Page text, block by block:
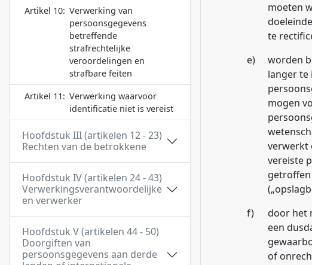
Artikel 10: Verwerking van
persoonsgegevens
betreffende
strafrechtelijke
veroordelingen en
strafbare feiten
Artikel 11: Verwerking waarvoor
identificatie niet is vereist
Hoofdstuk III (artikelen 12 - 23)
Rechten van de betrokkene
Hoofdstuk IV (artikelen 24 - 43)
Verwerkingsverantwoordelijke
en verwerker
Hoofdstuk V (artikelen 44 - 50)
Doorgiften van
persoonsgegevens aan derde
moeten
te
e)
worden
langer te
mogen
verwerkt
vereiste
(„
f)
door het
een
of